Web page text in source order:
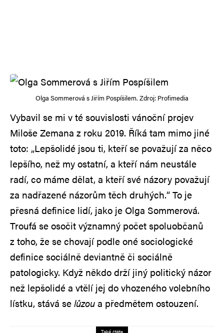
Olga Sommerová s Jiřím Pospíšilem. Zdroj: Profimedia
Vybavil se mi v té souvislosti vánoční projev
Miloše Zemana z roku 2019. Říká tam mimo jiné
toto: „Lepšolidé jsou ti, kteří se považují za něco
lepšího, než my ostatní, a kteří nám neustále
radí, co máme dělat, a kteří své názory považují
za nadřazené názorům těch druhých.“ To je
přesná definice lidí, jako je Olga Sommerová.
Troufá se osočit významný počet spoluobčanů
z toho, že se chovají podle oné sociologické
definice sociálně deviantně či sociálně
patologicky. Když někdo drží jiný politický názor
než lepšolidé a vtělí jej do vhozeného volebního
lístku, stává selůzoua předmětem ostouzení.
Také čtěte